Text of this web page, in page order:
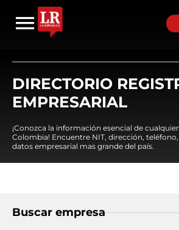
DIRECTORIO
EMPRESARIAL
¡Conozca la información esencial de
Colombia! Encuentre NIT, dirección,
datos empresarial mas grande del país.
Buscar empresa